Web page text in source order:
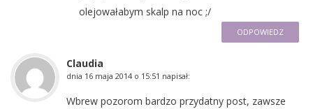
olejowałabym skalp na noc ;/
ODPOWIEDZ
Claudia
dnia 16 maja 2014 o 15:51 napisał:
Wbrew pozorom bardzo przydatny post, zawsze